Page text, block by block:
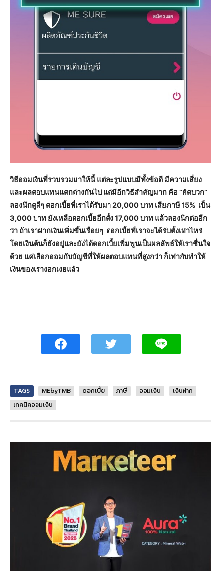
วิธีออมเงินที่รวบรวมมาให้นี้ แต่ละรูปแบบมีทั้งข้อดี มีความเสี่ยง
และผลตอบแทนแตกต่างกันไป แต่มีอีกวิธีสำคัญมาก คือ “คิดบวก”
ลองนึกดูดีๆ ดอกเบี้ยที่เราได้รับมา 20,000 บาท เสียภาษี 15% เป็น
3,000 บาท ยังเหลือดอกเบี้ยอีกตั้ง 17,000 บาท แล้วลองนึกต่ออีก
ว่า ถ้าเราฝากเงินเพิ่มขึ้นเรื่อยๆ ดอกเบี้ยที่เราจะได้รับตั้งเท่าไหร่
โดยเงินต้นก็ยังอยู่และยังได้ดอกเบี้ยเพิ่มพูนเป็นผลลัพธ์ให้เราชื่นใจ
ด้วย แค่เลือกออมกับบัญชีที่ให้ผลตอบแทนที่สูงกว่า ก็เท่ากับทำให้
เงินของเรางอกเงยแล้ว
TAGS MEbyTMB ดอกเบี้ย ภาษี ออมเงิน
เงินฝาก
เทคนิคออมเงิน